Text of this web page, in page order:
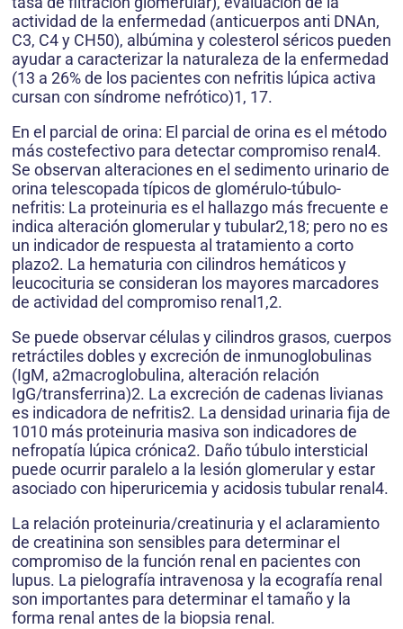
actividad de la enfermedad (anticuerpos anti DNAn,
C3, C4 y CH50), albúmina y colesterol séricos pueden
ayudar a caracterizar la naturaleza de la enfermedad
(13 a 26% de los pacientes con nefritis lúpica activa
cursan con síndrome nefrótico)1, 17.
En el parcial de orina: El parcial de orina es el método
más costefectivo para detectar compromiso renal4.
Se observan alteraciones en el sedimento urinario de
orina telescopada típicos de glomérulo-túbulo-
nefritis: La proteinuria es el hallazgo más frecuente e
indica alteración glomerular y tubular2,18; pero no es
un indicador de respuesta al tratamiento a corto
plazo2. La hematuria con cilindros hemáticos y
leucocituria se consideran los mayores marcadores
de actividad del compromiso renal1,2.
Se puede observar células y cilindros grasos, cuerpos
retráctiles dobles y excreción de inmunoglobulinas
(IgM, a2macroglobulina, alteración relación
IgG/transferrina)2. La excreción de cadenas livianas
es indicadora de nefritis2. La densidad urinaria fija de
1010 más proteinuria masiva son indicadores de
nefropatía lúpica crónica2. Daño túbulo intersticial
puede ocurrir paralelo a la lesión glomerular y estar
asociado con hiperuricemia y acidosis tubular renal4.
La relación proteinuria/creatinuria y el aclaramiento
de creatinina son sensibles para determinar el
compromiso de la función renal en pacientes con
lupus. La pielografía intravenosa y la ecografía renal
son importantes para determinar el tamaño y la
forma renal antes de la biopsia renal.